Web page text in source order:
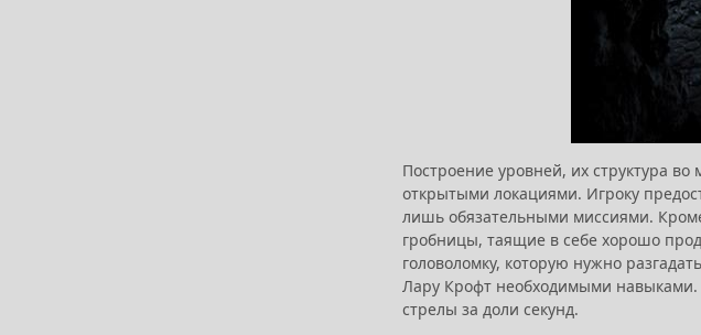
Построение уровней, их структура
открытыми локациями. Игроку
лишь обязательными миссиями.
гробницы, таящие в себе хорошо
головоломку, которую нужно
Лару Крофт необходимыми навыками.
стрелы за доли секунд.